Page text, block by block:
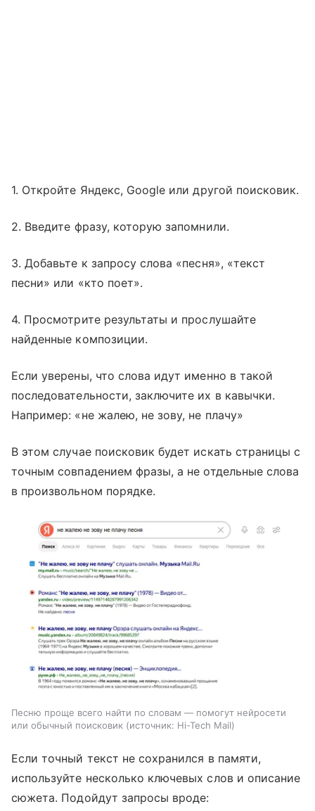
1. Откройте Яндекс, Google или другой поисковик.
2. Введите фразу, которую запомнили.
3. Добавьте к запросу слова «песня», «текст
песни» или «кто поет».
4. Просмотрите результаты и прослушайте
найденные композиции.
Если уверены, что слова идут именно в такой
последовательности, заключите их в кавычки.
Например: «не жалею, не зову, не плачу»
В этом случае поисковик будет искать страницы с
точным совпадением фразы, а не отдельные слова
в произвольном порядке.
Песню проще всего найти по словам — помогут нейросети
или обычный поисковик
источник: Hi-Tech Mail
Если точный текст не сохранился в памяти,
используйте несколько ключевых слов и описание
сюжета. Подойдут запросы вроде: